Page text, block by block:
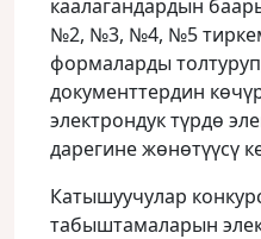
каалагандардын
№2, №3, №4, №5
формаларды
документтердин
электрондук түрдө
дарегине жөнөтүүсү
Катышуучулар
табыштамаларын